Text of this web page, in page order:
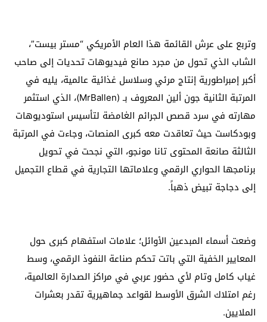
وتربع على عرش القائمة هذا العام الأمريكي “مستر بيست”،
الشاب الذي تحول من مجرد صانع فيديوهات تحديات إلى صاحب
أكبر إمبراطورية إنتاج مرئي وسلاسل غذائية عالمية، يليه في
المرتبة الثانية جون ألين المعروف بـ (MrBallen)، الذي استثمر
مهارته في سرد قصص الجرائم الغامضة لتأسيس استوديوهات
وبودكاست حيث تعاقدت معه كبرى المنصات، وجاءت في المرتبة
الثالثة صانعة المحتوى تانا مونجو، التي نجحت في تحويل
برنامجها الحواري الرقمي وعلاماتها التجارية في قطاع التجميل
إلى دجاجة تبيض ذهباً.
وضعت أسماء المبدعين الأوائل؛ علامات استفهام كبرى حول
المعايير الخفية التي باتت تحكم صناعة النفوذ الرقمي، وسط
غياب كامل وتام لأي حضور عربي في مراكز الصدارة العالمية،
رغم امتلاك الشرق الأوسط لقواعد جماهيرية تقدر بعشرات
الملايين.